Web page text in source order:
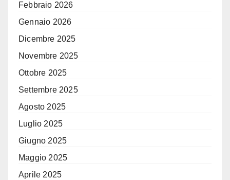
Febbraio 2026
Gennaio 2026
Dicembre 2025
Novembre 2025
Ottobre 2025
Settembre 2025
Agosto 2025
Luglio 2025
Giugno 2025
Maggio 2025
Aprile 2025